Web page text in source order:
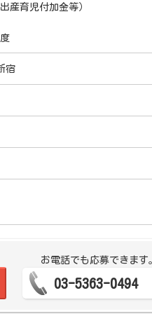
産育児付加金等）
宿
お電話でも応募できます
03-5363-0494